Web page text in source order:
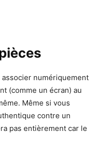
numériquement
(comme un écran) au
Même si vous
contre un
pas entièrement car le